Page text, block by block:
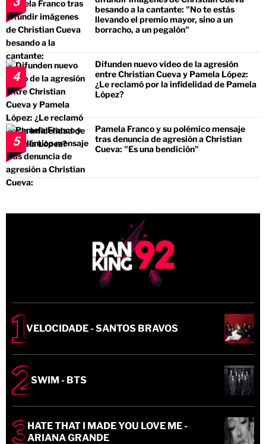
besando a la cantante: "No te estás
llevando el premio mayor, sino a un
borracho, a un pegalón"
4
Difunden nuevo video de la agresión
entre Christian Cueva y Pamela López:
¿Le reclamó por la infidelidad de Pamela
López?
5
Pamela Franco y su polémico mensaje
tras denuncia de agresión a Christian
Cueva: "Es una bendición"
VELOCIDADE - SANTOS BRAVOS
SWIM - BTS
HATE THAT I MADE YOU LOVE ME -
ARIANA GRANDE